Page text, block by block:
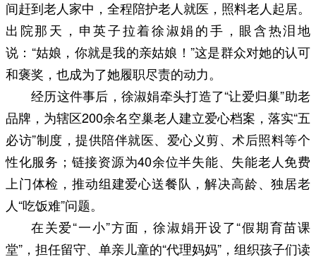
间赶到老人家中，全程陪护老人就医，照料老人起居。
出院那天，申英子拉着徐淑娟的手，眼含热泪地
说：“姑娘，你就是我的亲姑娘！”这是群众对她的认可
和褒奖，也成为了她履职尽责的动力。
经历这件事后，徐淑娟牵头打造了“让爱归巢”助老
品牌，为辖区200余名空巢老人建立爱心档案，落实“五
必访”制度，提供陪伴就医、爱心义剪、术后照料等个
性化服务；链接资源为40余位半失能、失能老人免费
上门体检，推动组建爱心送餐队，解决高龄、独居老
人“吃饭难”问题。
在关爱“一小”方面，徐淑娟开设了“假期育苗课
堂”，担任留守、单亲儿童的“代理妈妈”，组织孩子们读